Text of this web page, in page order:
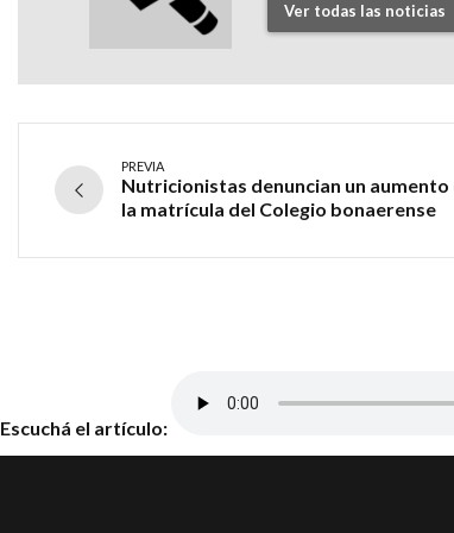
Ver todas las noticias
PREVIA
Nutricionistas denuncian un aumento
la matrícula del Colegio bonaerense
Escuchá el artículo: